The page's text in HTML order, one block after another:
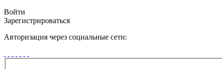
Войти
Зарегистрироваться
Авторизация через социальные сети: